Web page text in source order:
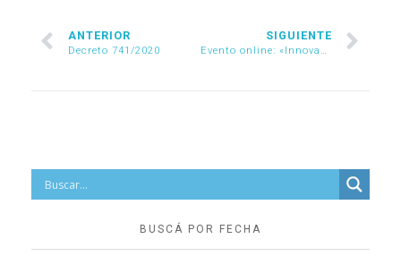
ANTERIOR
Decreto 741/2020
SIGUIENTE
Evento online: «Innovación Digital en el Retail Tradicional: CASO ARREDO | 10/09 | 10:00 hrs.
BUSCÁ POR FECHA